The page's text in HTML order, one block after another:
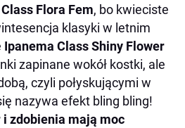
Class Flora Fem, bo kwieciste
klasyki w letnim
Ipanema Class Shiny Flower
zapinane wokół kostki, ale
czyli połyskującymi w
nazywa efekt bling bling!
zdobienia mają moc